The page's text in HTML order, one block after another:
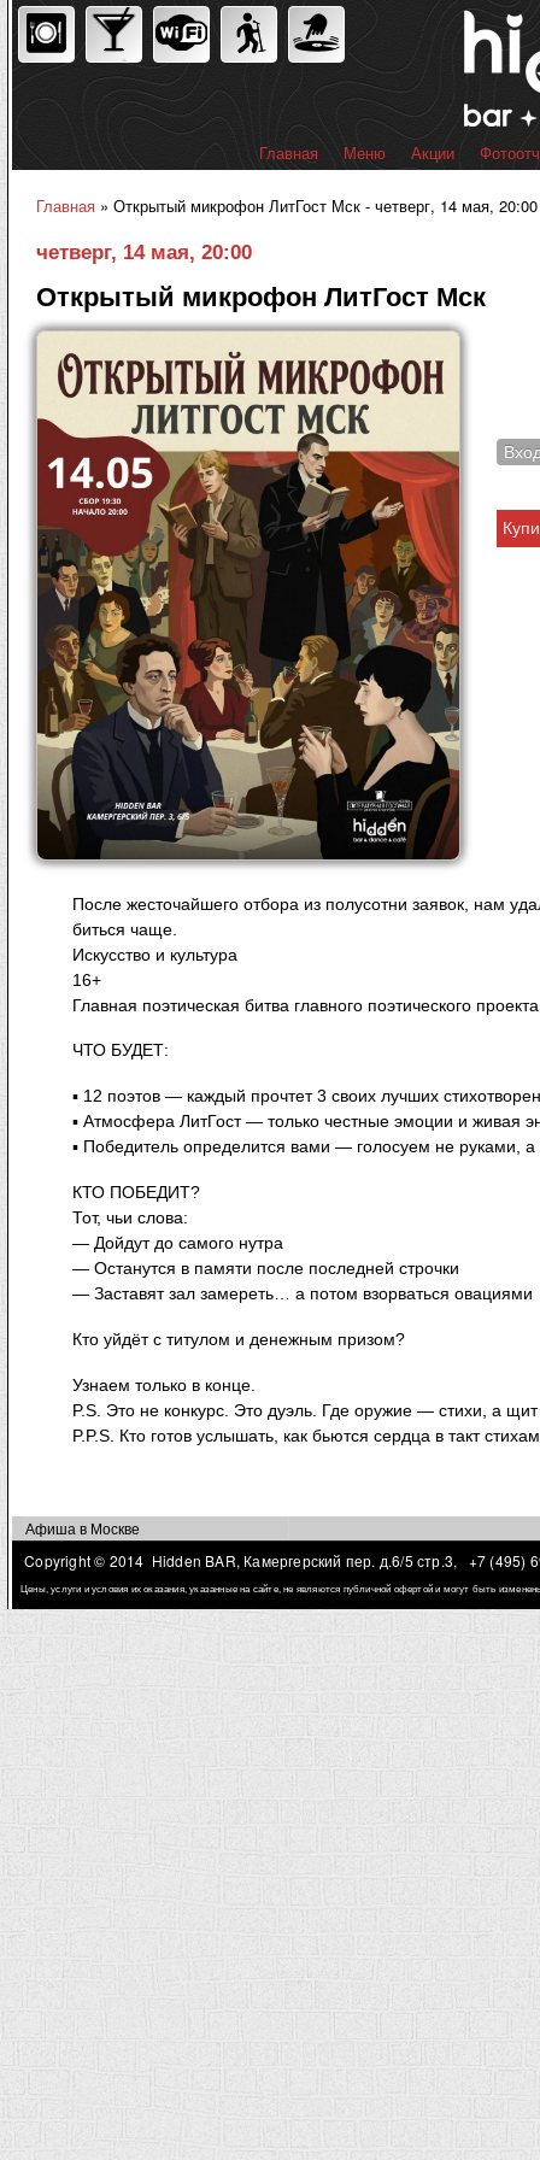
Главное меню
Главная Меню Акции
Главная » Открытый микрофон ЛитГост Мск - четверг, 14 мая, 20:00
четверг, 14 мая, 20:00
Открытый микрофон ЛитГост Мск
После жесточайшего отбора из полусотни заявок, нам
биться чаще.
Искусство и культура
16+
Главная поэтическая битва главного поэтического проекта
ЧТО БУДЕТ:
▪ 12 поэтов — каждый прочтет 3 своих лучших
▪ Атмосфера ЛитГост — только честные эмоции и живая
▪ Победитель определится вами — голосуем не руками,
КТО ПОБЕДИТ?
Тот, чьи слова:
— Дойдут до самого нутра
— Останутся в памяти после последней строчки
— Заставят зал замереть… а потом взорваться овациями
Кто уйдёт с титулом и денежным призом?
Узнаем только в конце.
P.S. Это не конкурс. Это дуэль. Где оружие — стихи, а
P.P.S. Кто готов услышать, как бьются сердца в такт
Афиша в Москве
Copyright © 2014 Hidden BAR, Камергерский пер. д.6/5 стр.3,
+7 (495)
Цены, услуги и условия их оказания, указанные на сайте, не являются публичной офертой и могут быть